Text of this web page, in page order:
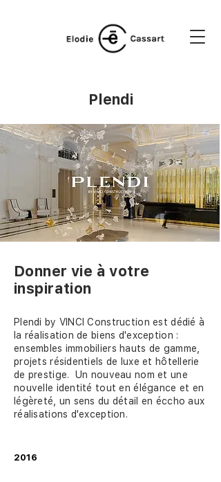
Plendi
Donner vie à votre
inspiration
Plendi by VINCI Construction est dédié à
la réalisation de biens d'exception :
ensembles immobiliers hauts de gamme,
projets résidentiels de luxe et hôtellerie
de prestige. Un nouveau nom et une
nouvelle identité tout en élégance et en
légèreté, un sens du détail en éccho aux
réalisations d'exception.
2016